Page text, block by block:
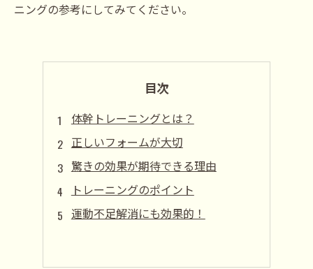
ニングの参考にしてみてください。
目次
体幹トレーニングとは？
正しいフォームが大切
驚きの効果が期待できる理由
トレーニングのポイント
運動不足解消にも効果的！